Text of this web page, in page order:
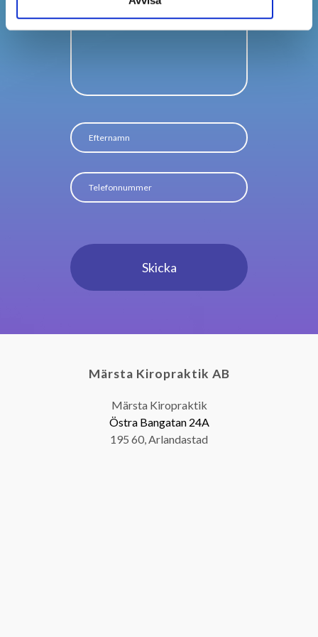
Skicka
Märsta Kiropraktik AB
Märsta Kiropraktik
Östra Bangatan 24A
195 60, Arlandastad